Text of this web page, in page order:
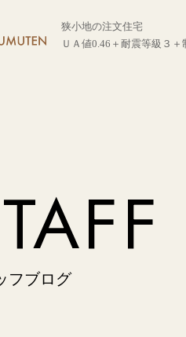
狭小地の注文住宅
ＵＡ値0.46＋耐震等級３＋
フブログ